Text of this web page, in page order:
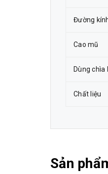
Đường
Cao mũ
Dùng chìa
Chất liệu
Sản